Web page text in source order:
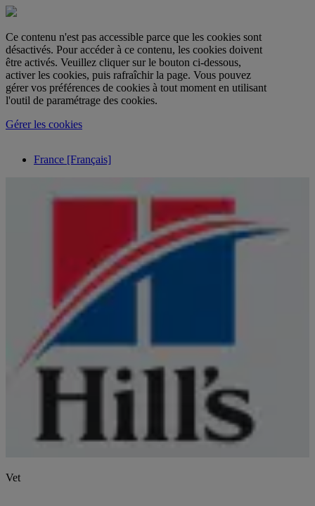
Ce contenu n'est pas accessible parce que les cookies sont
désactivés. Pour accéder à ce contenu, les cookies doivent
être activés. Veuillez cliquer sur le bouton ci-dessous,
activer les cookies, puis rafraîchir la page. Vous pouvez
gérer vos préférences de cookies à tout moment en utilisant
l'outil de paramétrage des cookies.
Gérer les cookies
France [Français]
Vet